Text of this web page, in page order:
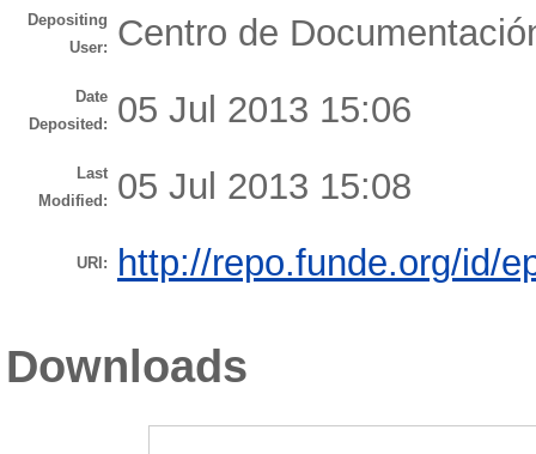
Depositing
User:
Centro de
Date
Deposited:
05 Jul 2013 15:06
Last
Modified:
05 Jul 2013 15:08
URI: http://repo.funde.org/id/
Downloads